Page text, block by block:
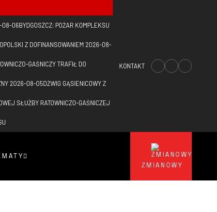
08-06BYDGOSZCZ: POŻAR KOMPLEKSU
Z DOFINANSOWANIEM 2026-08-
GAŚNICZY TRAFIŁ DO
2026-08-05DŹWIG GĄSIENICOWY Z
SŁUŻBY RATOWNICZO-GAŚNICZEJ
KONTAKT
ZMIANOWY